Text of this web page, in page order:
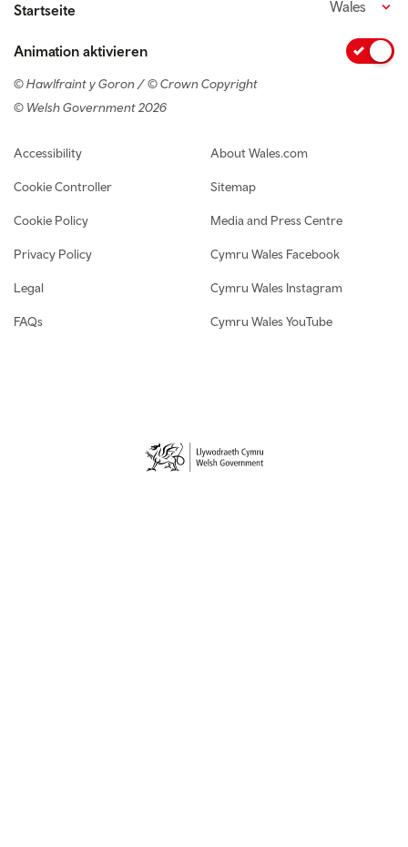
Startseite Wales
Animation aktivieren
© Hawlfraint y Goron / © Crown Copyright
© Welsh Government 2026
Footer navigation
Accessibility
Cookie Controller
Cookie Policy
Privacy Policy
Legal
FAQs
About Wales.com
Sitemap
Media and Press Centre
Cymru Wales Facebook
Cymru Wales Instagram
Cymru Wales YouTube